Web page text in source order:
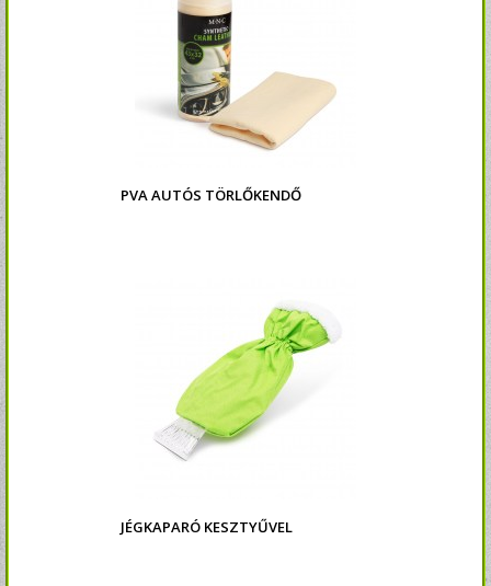
PVA AUTÓS TÖRLŐKENDŐ
JÉGKAPARÓ KESZTYŰVEL